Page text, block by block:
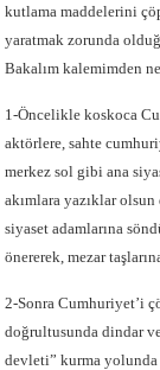
kutlama maddelerini
yaratmak zorunda
Bakalım kalemimden
1-Öncelikle koskoca
aktörlere, sahte
merkez sol gibi ana
akımlara yazıklar
siyaset adamlarına
önererek, mezar
2-Sonra Cumhuriyet’i
doğrultusunda dindar
devleti” kurma yolunda